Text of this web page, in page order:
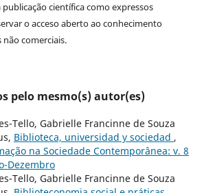
científica como expressos
o acceso aberto ao conhecimento
comerciais.
pelo mesmo(s) autor(es)
Tello, Gabrielle Francinne de Souza
Biblioteca, universidad y sociedad ,
na Sociedade Contemporânea: v. 8
Dezembro
Tello, Gabrielle Francinne de Souza